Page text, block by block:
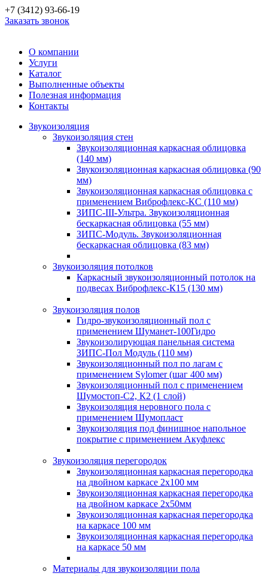
+7 (3412) 93-66-19
Заказать звонок
О компании
Услуги
Каталог
Выполненные объекты
Полезная информация
Контакты
Звукоизоляция
Звукоизоляция стен
Звукоизоляционная каркасная облицовка
(140 мм)
Звукоизоляционная каркасная облицовка (90
мм)
Звукоизоляционная каркасная облицовка с
применением Виброфлекс-КС (110 мм)
ЗИПС-III-Ультра. Звукоизоляционная
бескаркасная облицовка (55 мм)
ЗИПС-Модуль. Звукоизоляционная
бескаркасная облицовка (83 мм)
Звукоизоляция потолков
Каркасный звукоизоляционный потолок на
подвесах Виброфлекс-К15 (130 мм)
Звукоизоляция полов
Гидро-звукоизоляционный пол с
применением Шуманет-100Гидро
Звукоизолирующая панельная система
ЗИПС-Пол Модуль (110 мм)
Звукоизоляционный пол по лагам с
применением Sylomer (шаг 400 мм)
Звукоизоляционный пол с применением
Шумостоп-С2, К2 (1 слой)
Звукоизоляция неровного пола с
применением Шумопласт
Звукоизоляция под финишное напольное
покрытие с применением Акуфлекс
Звукоизоляция перегородок
Звукоизоляционная каркасная перегородка
на двойном каркасе 2х100 мм
Звукоизоляционная каркасная перегородка
на двойном каркасе 2х50мм
Звукоизоляционная каркасная перегородка
на каркасе 100 мм
Звукоизоляционная каркасная перегородка
на каркасе 50 мм
Материалы для звукоизоляции пола